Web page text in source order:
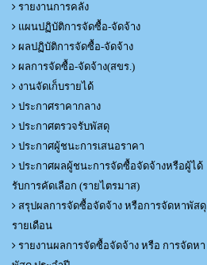
รายงานการคลัง
แผนปฏิบัติการจัดซื้อ-จัดจ้าง
ผลปฏิบัติการจัดซื้อ-จัดจ้าง
ผลการจัดซื้อ-จัดจ้าง(สขร.)
งานจัดเก็บรายได้
ประกาศราคากลาง
ประกาศตรวจรับพัสดุ
ประกาศผู้ชนะการเสนอราคา
ประกาศผลผู้ชนะการจัดซื้อจัดจ้างหรือผู้ได้
รับการคัดเลือก (รายไตรมาส)
สรุปผลการจัดซื้อจัดจ้าง หรือการจัดหาพัสดุ
รายเดือน
รายงานผลการจัดซื้อจัดจ้าง หรือ การจัดหา